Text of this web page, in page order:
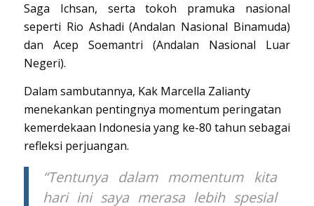
Saga Ichsan, serta tokoh pramuka nasional
seperti Rio Ashadi (Andalan Nasional Binamuda)
dan Acep Soemantri (Andalan Nasional Luar
Negeri).
Dalam sambutannya, Kak Marcella Zalianty
menekankan pentingnya momentum peringatan
kemerdekaan Indonesia yang ke-80 tahun sebagai
refleksi perjuangan.
“Tentunya dalam momentum kita
hari ini saya merasa lebih spesial